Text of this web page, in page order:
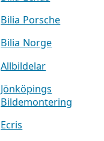
Bilia Porsche
Bilia Norge
Allbildelar
Jönköpings
Bildemontering
Ecris